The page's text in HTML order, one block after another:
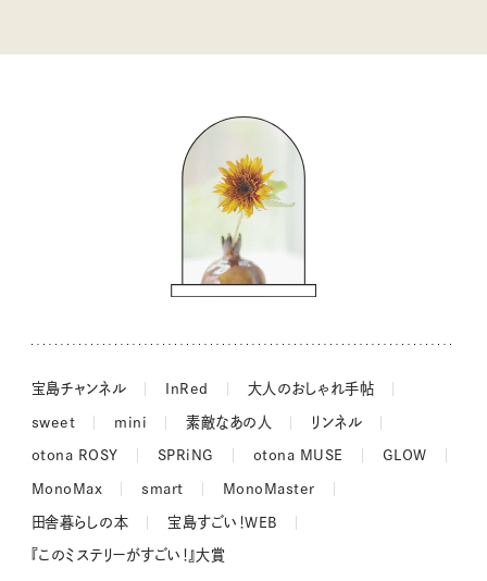
コウケンテツのヒトワザ巡り
ノーラのフィンランド旅気分
吉田羊さんの着物と12のアソビゴコロ
長谷川あかりさんの今週もお疲れ様つまみ
宝島チャンネル InRed 大人のおしゃれ手帖
sweet mini 素敵なあの人 リンネル
otona ROSY SPRiNG otona MUSE GLOW
MonoMax smart MonoMaster
田舎暮らしの本 宝島すごい！WEB
『このミステリーがすごい！』大賞